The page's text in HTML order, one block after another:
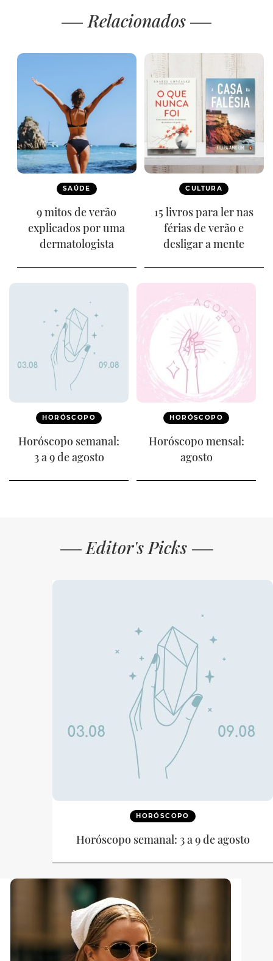
Relacionados
SAÚDE
9 mitos de verão
explicados por uma
dermatologista
CULTURA
15 livros para ler nas
férias de verão e
desligar a mente
HORÓSCOPO
Horóscopo semanal:
3 a 9 de agosto
HORÓSCOPO
Horóscopo mensal:
agosto
Editor's Picks
HORÓSCOPO
Horóscopo semanal: 3 a 9 de agosto